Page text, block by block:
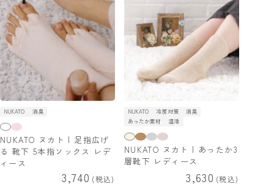
NUKATO 消臭
NUKATO ヌカト | 足指広げ
る 靴下 5本指ソックス レデ
ィース
3,740 税込
NUKATO 冷房対策
消臭
あったか素材
温活
NUKATO ヌカト | あったか3
層靴下 レディース
3,630 税込